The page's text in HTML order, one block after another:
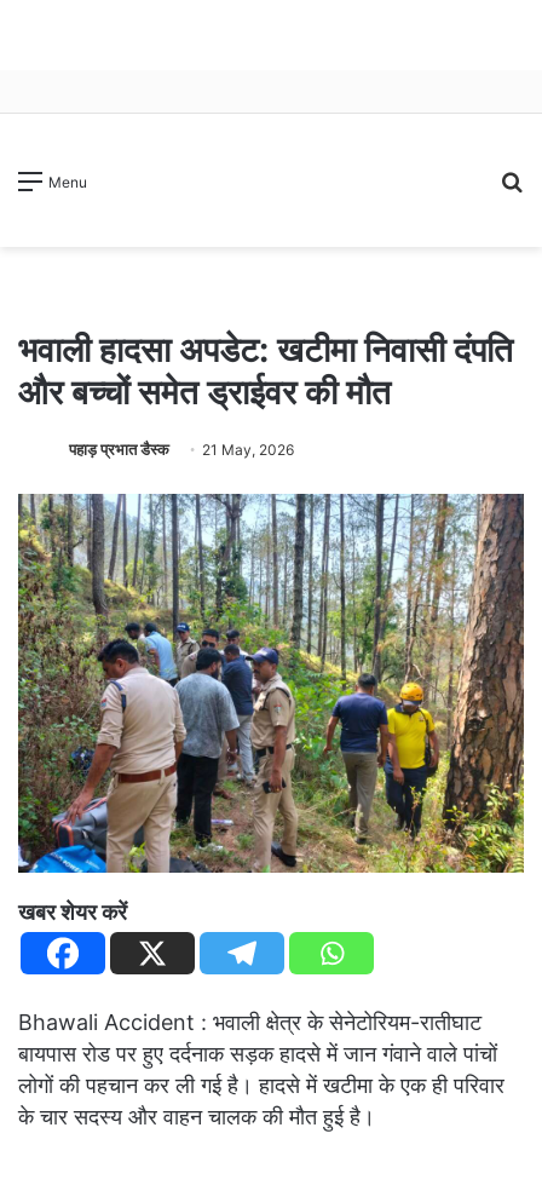
Menu
भवाली हादसा अपडेट: खटीमा निवासी दंपति
और बच्चों समेत ड्राईवर की मौत
पहाड़ प्रभात डैस्क 21 May, 2026
खबर शेयर करें
Bhawali Accident : भवाली क्षेत्र के सेनेटोरियम-रातीघाट
बायपास रोड पर हुए दर्दनाक सड़क हादसे में जान गंवाने वाले पांचों
लोगों की पहचान कर ली गई है। हादसे में खटीमा के एक ही परिवार
के चार सदस्य और वाहन चालक की मौत हुई है।